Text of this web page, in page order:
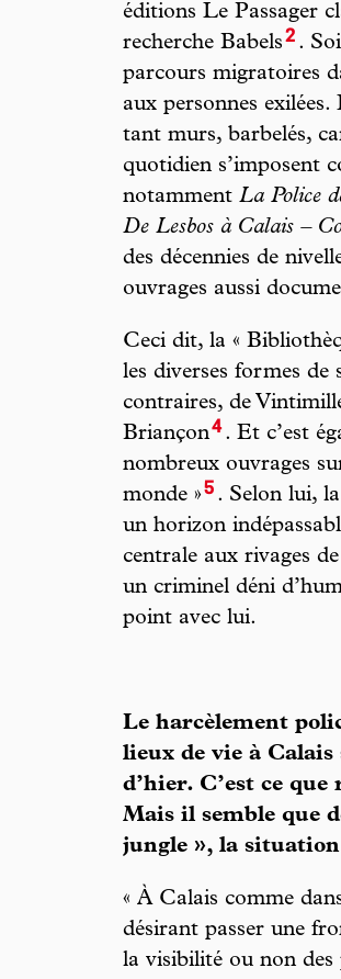
éditions Le Passager
recherche Babels2 .
parcours migratoires
aux personnes
tant murs, barbelés,
quotidien s’imposent
notamment La Police
De Lesbos à Calais –
des décennies de
ouvrages aussi
Ceci dit, la «
les diverses formes de
contraires, de
Briançon4. Et c’est
nombreux ouvrages
monde »5 . Selon lui,
un horizon
centrale aux rivages
un criminel déni
point avec lui.
Le harcèlement
lieux de vie à
d’hier. C’est ce que
Mais il semble que
jungle », la
« À Calais comme
désirant passer une
la visibilité ou non des